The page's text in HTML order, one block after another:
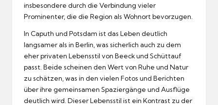
insbesondere durch die Verbindung vieler
Prominenter, die die Region als Wohnort bevorzugen.
In Caputh und Potsdam ist das Leben deutlich
langsamer als in Berlin, was sicherlich auch zu dem
eher privaten Lebensstil von Beeck und Schüttauf
passt. Beide scheinen den Wert von Ruhe und Natur
zu schätzen, was in den vielen Fotos und Berichten
über ihre gemeinsamen Spaziergänge und Ausflüge
deutlich wird. Dieser Lebensstil ist ein Kontrast zu der